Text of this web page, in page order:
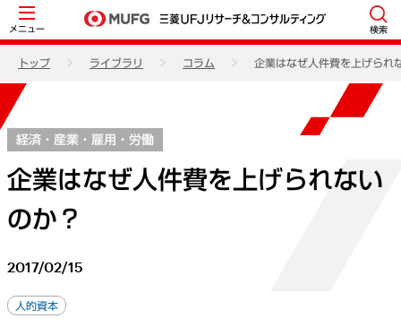
メニュー 検索
トップ ライブラリ コラム 企業はなぜ人件費を上げられ
経済・産業・雇用・労働
企業はなぜ人件費を上げられない
のか？
2017/02/15
人的資本